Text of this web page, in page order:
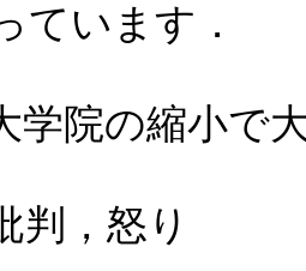
ています．
学院の縮小で
判，怒り